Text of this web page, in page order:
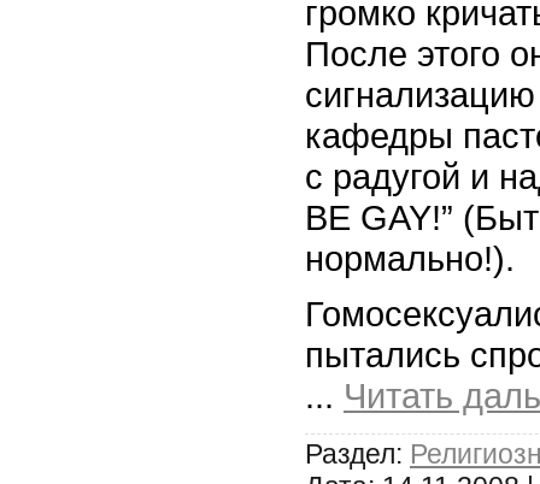
громко
После этого
кафедры
с радугой и
BE GAY!”
нормально!).
пытались
... Читать
Раздел: